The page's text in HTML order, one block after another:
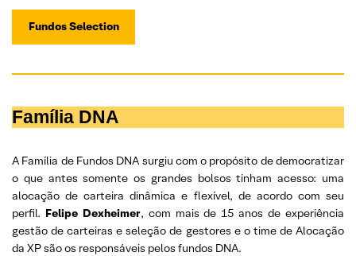
Fundos Selection
Família DNA
A Família de Fundos DNA surgiu com o propósito de democratizar
o que antes somente os grandes bolsos tinham acesso: uma
alocação de carteira dinâmica e flexível, de acordo com seu
perfil. Felipe Dexheimer, com mais de 15 anos de experiência
gestão de carteiras e seleção de gestores e o time de Alocação
da XP são os responsáveis pelos fundos DNA.